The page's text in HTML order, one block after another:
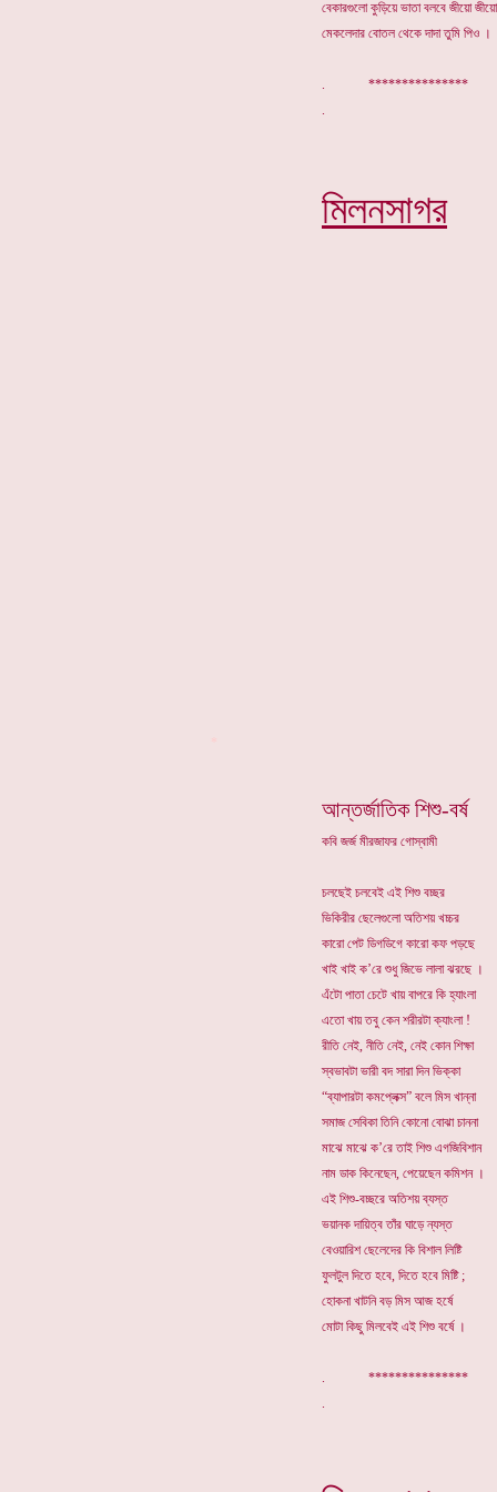
বেকারগুলো কুড়িয়ে ভাতা বলবে জীয়ো জীয়ো
মেকলেদার বোতল থেকে
. ***************
মিলনসাগর
আন্তর্জাতিক শিশু-বর্ষ
কবি জর্জ মীরজাফর গোস্বামী
চলছেই চলবেই এই শিশু বচ্ছর
ভিকিরীর ছেলেগুলো অতিশয় খচ্চর
কারো পেট ডিগডিগে কারো কফ পড়ছে
খাই খাই ক’রে শুধু জিভে লালা ঝরছে ।
এঁটো পাতা চেটে খায় বাপরে কি হ্যাংলা
এতো খায় তবু কেন শরীরটা ক্যাংলা !
রীতি নেই, নীতি নেই, নেই কোন শিক্ষা
স্বভাবটা ভারী বদ সারা দিন ভিক্কা
“ব্যাপারটা কমপ্লেক্স” বলে মিস খান্না
সমাজ সেবিকা তিনি কোনো বোঝা চাননা
মাঝে মাঝে ক’রে তাই শিশু এগজিবিশান
নাম ডাক কিনেছেন, পেয়েছেন কমিশন ।
এই শিশু-বচ্ছরে অতিশয় ব্যস্ত
ভয়ানক দায়িত্ব তাঁর ঘাড়ে ন্যস্ত
বেওয়ারিশ ছেলেদের কি বিশাল লিষ্টি
ফুলটুল দিতে হবে, দিতে হবে মিষ্টি ;
হোকনা খাটনি বড় মিস আজ হর্ষে
মোটা কিছু মিলবেই এই শিশু বর্ষে ।
. ***************